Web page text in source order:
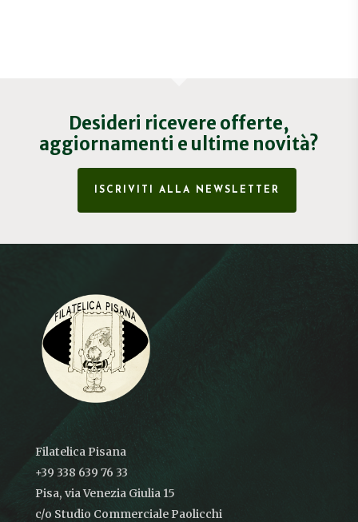
Desideri ricevere offerte,
aggiornamenti e ultime novità?
ISCRIVITI ALLA NEWSLETTER
Filatelica Pisana
+39 338 639 76 33
Pisa, via Venezia Giulia 15
c/o Studio Commerciale Paolicchi